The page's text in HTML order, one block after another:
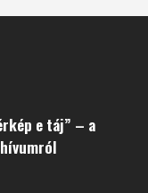
e táj” – a